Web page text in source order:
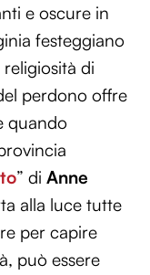
e oscure in
festeggiano
di
perdono offre
quando
” di Anne
alla luce tutte
per capire
può essere